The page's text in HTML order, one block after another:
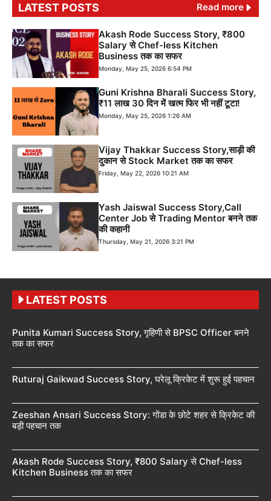
LATEST POSTS Read more
Akash Rode Success Story, ₹800
Salary से Chef-less Kitchen
Business तक का सफर
Monday, May 25, 2026 6:54 PM
Guni Krishna Bharali Success Story,
₹11 लाख 30 दिन में खत्म फिर भी नहीं टूटा!
Monday, May 25, 2026 1:26 AM
Vijay Thakkar Success Story,साड़ी की
दुकान से Stock Market तक का सफर
Friday, May 22, 2026 10:21 AM
Yash Jaiswal Success Story,Call
Center Job से Trading Mentor बनने तक
की कहानी
Thursday, May 21, 2026 3:21 PM
LATEST POSTS
Punita Kumari Success Story, गृहिणी से BPSC Officer बनने
तक का सफर
Ruturaj Gaikwad Success Story, घरेलू क्रिकेट में शुरू हुई पहचान
Zeeshan Ansari Success Story: गोंडा के छोटे शहर से क्रिकेट की
बड़ी पहचान तक
Akash Rode Success Story, ₹800 Salary से Chef-less
Kitchen Business तक का सफर